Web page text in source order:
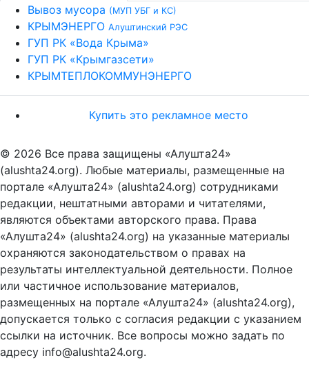
Вывоз мусора (МУП УБГ и КС)
КРЫМЭНЕРГО Алуштинский РЭС
ГУП РК «Вода Крыма»
ГУП РК «Крымгазсети»
КРЫМТЕПЛОКОММУНЭНЕРГО
Купить это рекламное место
© 2026 Все права защищены «Алушта24»
(alushta24.org). Любые материалы, размещенные на
портале «Алушта24» (alushta24.org) сотрудниками
редакции, нештатными авторами и читателями,
являются объектами авторского права. Права
«Алушта24» (alushta24.org) на указанные материалы
охраняются законодательством о правах на
результаты интеллектуальной деятельности. Полное
или частичное использование материалов,
размещенных на портале «Алушта24» (alushta24.org),
допускается только с согласия редакции с указанием
ссылки на источник. Все вопросы можно задать по
адресу info@alushta24.org.